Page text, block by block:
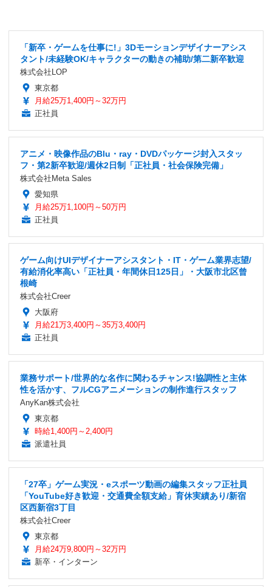
「新卒・ゲームを仕事に!」3Dモーションデザイナーアシス
タント/未経験OK/キャラクターの動きの補助/第二新卒歓迎
株式会社LOP
東京都
月給25万1,400円～32万円
正社員
アニメ・映像作品のBlu・ray・DVDパッケージ封入スタッ
フ・第2新卒歓迎/週休2日制「正社員・社会保険完備」
株式会社Meta Sales
愛知県
月給25万1,100円～50万円
正社員
ゲーム向けUIデザイナーアシスタント・IT・ゲーム業界志望/
有給消化率高い「正社員・年間休日125日」・大阪市北区曾
根崎
株式会社Creer
大阪府
月給21万3,400円～35万3,400円
正社員
業務サポート/世界的な名作に関わるチャンス!協調性と主体
性を活かす、フルCGアニメーションの制作進行スタッフ
AnyKan株式会社
東京都
時給1,400円～2,400円
派遣社員
「27卒」ゲーム実況・eスポーツ動画の編集スタッフ正社員
「YouTube好き歓迎・交通費全額支給」育休実績あり/新宿
区西新宿3丁目
株式会社Creer
東京都
月給24万9,800円～32万円
新卒・インターン